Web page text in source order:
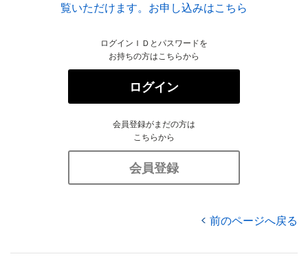
覧いただけます。お申し込みはこちら
ログインＩＤとパスワードを
お持ちの方はこちらから
ログイン
会員登録がまだの方は
こちらから
会員登録
前のページへ戻る